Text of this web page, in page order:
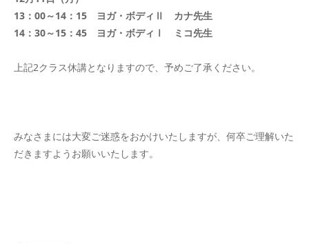
13：00～14：15 ヨガ・ボディⅡ カナ先生
14：30～15：45 ヨガ・ボディⅠ ミコ先生
上記2クラス休講となりますので、予めご了承ください。
みなさまには大変ご迷惑をおかけいたしますが、何卒ご理解いた
だきますようお願いいたします。